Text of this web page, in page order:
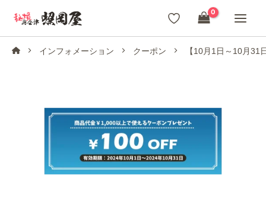
インフォメーション クーポン 【10月1日～10月